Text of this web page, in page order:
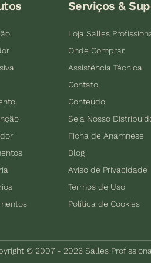
Serviços &
Loja Salles
Onde Comprar
Assistência Técnica
Contato
Conteúdo
Seja Nosso
Ficha de Anamnese
Blog
Aviso de Privacidade
Termos de Uso
Política de Cookies
© 2007 - 2026 Salles